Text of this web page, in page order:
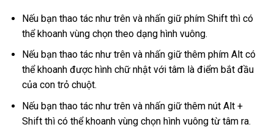
Nếu bạn thao tác như trên và nhấn giữ phím Shift thì có
thể khoanh vùng chọn theo dạng hình vuông.
Nếu bạn thao tác như trên và nhấn giữ thêm phím Alt có
thể khoanh được hình chữ nhật với tâm là điểm bắt đầu
của con trỏ chuột.
Nếu bạn thao tác như trên và nhấn giữ thêm nút Alt +
Shift thì có thể khoanh vùng chọn hình vuông từ tâm ra.